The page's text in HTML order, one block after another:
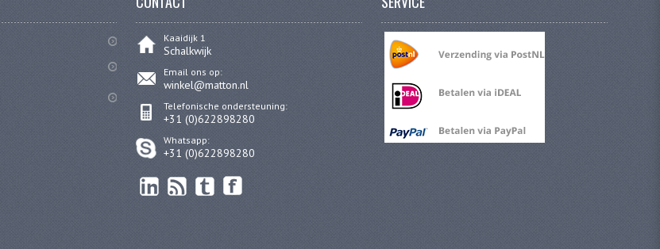
Kaaidijk 1
Schalkwijk
Email ons op:
winkel@matton.nl
Telefonische ondersteuning:
+31 (0)622898280
Whatsapp:
+31 (0)622898280